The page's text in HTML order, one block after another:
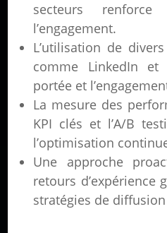
secteurs
l’engagement.
L’utilisation de
comme LinkedIn
portée et
La mesure des
KPI clés et l’A/B
l’optimisation
Une approche
retours d’expérience
stratégies de diffusion